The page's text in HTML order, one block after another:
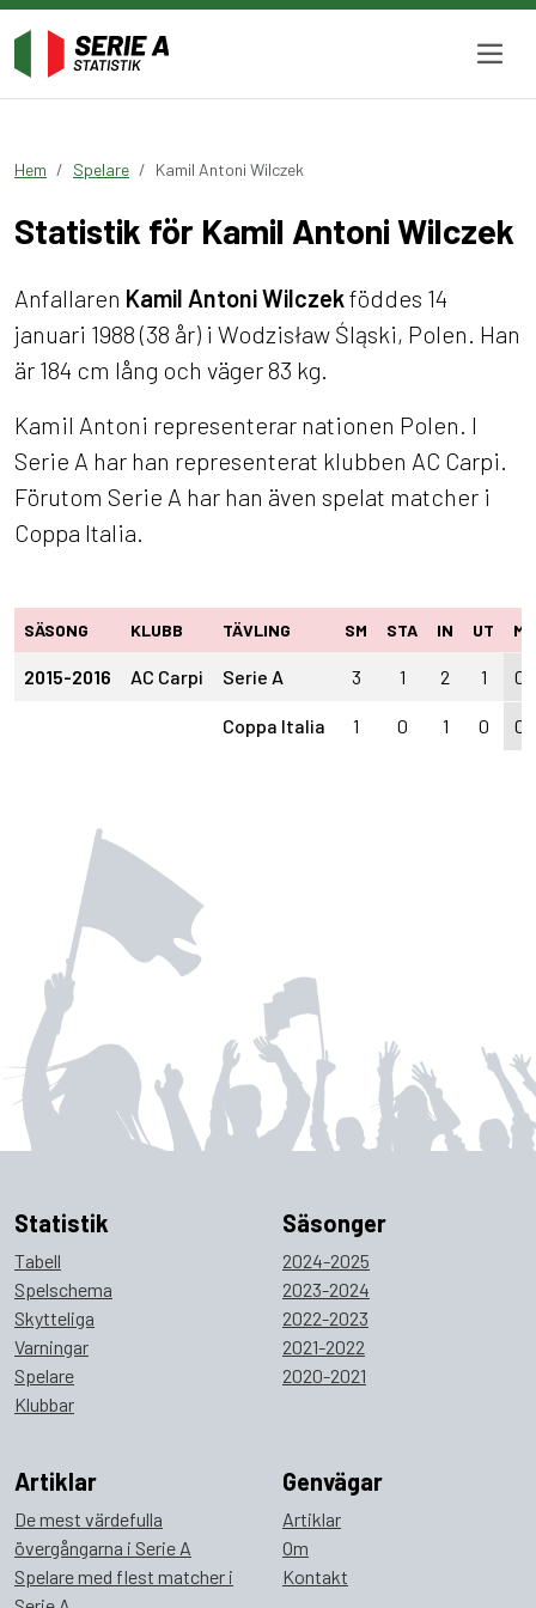
Hem Spelare Kamil Antoni Wilczek
Statistik för Kamil Antoni Wilczek
Anfallaren Kamil Antoni Wilczekföddes 14
januari 1988 (38 år) i Wodzisław Śląski, Polen. Han
är 184 cm lång och väger 83 kg.
Kamil Antoni representerar nationen Polen. I
Serie A har han representerat klubben AC Carpi.
Förutom Serie A har han även spelat matcher i
Coppa Italia.
SÄSONG KLUBB TÄVLING SM STA IN UT M
2015-2016 AC Carpi Serie A 3 1 2 1 0
Coppa Italia 1 0 1 0 0
Statistik
Tabell
Spelschema
Skytteliga
Varningar
Spelare
Klubbar
Säsonger
2024-2025
2023-2024
2022-2023
2021-2022
2020-2021
Artiklar
De mest värdefulla
övergångarna i Serie A
Spelare med flest matcher i
Genvägar
Artiklar
Om
Kontakt